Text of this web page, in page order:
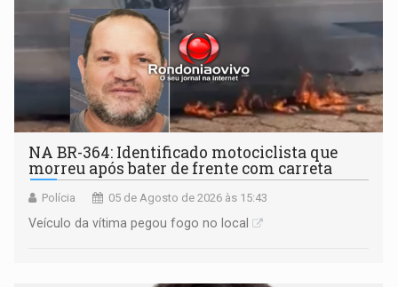
NA BR-364: Identificado motociclista que
morreu após bater de frente com carreta
Polícia 05 de Agosto de 2026 às 15:43
Veículo da vítima pegou fogo no local